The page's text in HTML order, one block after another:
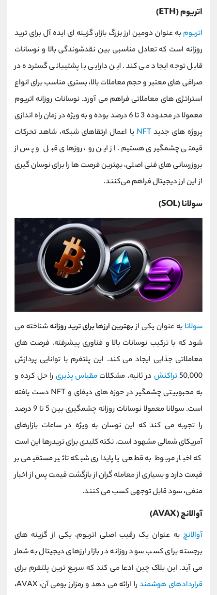
اتریوم (ETH)
اتریوم به عنوان دومین ارز بزرگ بازار، گزینه ‌ای ایده ‌آل برای ترید
روزانه است که تعادل مناسبی بین نقدشوندگی بالا و نوسانات
قابل توجه ایجاد می کند. این دارایی با پشتیبانی گسترده در
صرافی ‌های معتبر و حجم معاملات بالا، بستری مناسب برای انواع
استراتژی ‌های معاملاتی فراهم می ‌آورد. نوسانات روزانه اتریوم
معمولا در محدوده 3 تا 6 درصد بوده و به ویژه در زمان راه‌ اندازی
پروژه‌ های جدید NFT یا اعمال ارتقاهای شبکه، شاهد تحرکات
قیمتی چشمگیری هستیم. از این رو، روزهای قبل و پس از
بروزرسانی ‌های فنی اصلی، بهترین فرصت ‌ها را برای نوسان ‌گیری
از این ارز دیجیتال فراهم می‌کنند.
سولانا (SOL)
سولانا به عنوان یکی ازبهترین ارزها برای ترید روزانهشناخته می
‌شود که با ترکیب نوسانات بالا و فناوری پیشرفته، فرصت ‌های
معاملاتی جذابی ایجاد می ‌کند. این پلتفرم با توانایی پردازش
50,000تراکنش در ثانیه، مشکلات مقیاس ‌پذیری را حل کرده و
به محبوبیتی چشمگیر در حوزه‌ های دیفای و NFT دست یافته
است. سولانا معمولا نوسانات روزانه چشمگیری بین 5 تا 9 درصد
را تجربه می کند که این نوسان به ویژه در ساعات بازارهای
آمریکای شمالی مشهود است. نکته کلیدی برای تریدرها این است
که اخبار مربوط به قطعی یا پایداری شبکه تاثیر مستقیمی بر
قیمت دارد و بسیاری از معامله ‌گران از بازگشت قیمت پس از اخبار
منفی، سود قابل توجهی کسب می کنند.
آوالانچ (AVAX)
آوالانچ به عنوان یک رقیب اصلی اتریوم، یکی از گزینه ‌های
برجسته برای کسب سود روزانه در بازار ارزهای دیجیتال به شمار
می ‌آید. این بلاک چین ادعا می کند که سریع ‌ترین پلتفرم برای
قراردادهای هوشمند
را ارائه می‌ دهد و رمزارز بومی آن، AVAX،